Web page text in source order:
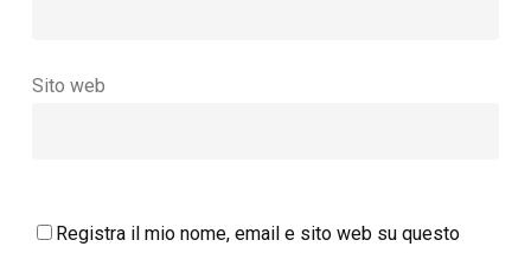
Sito web
Registra il mio nome, email e sito web su questo